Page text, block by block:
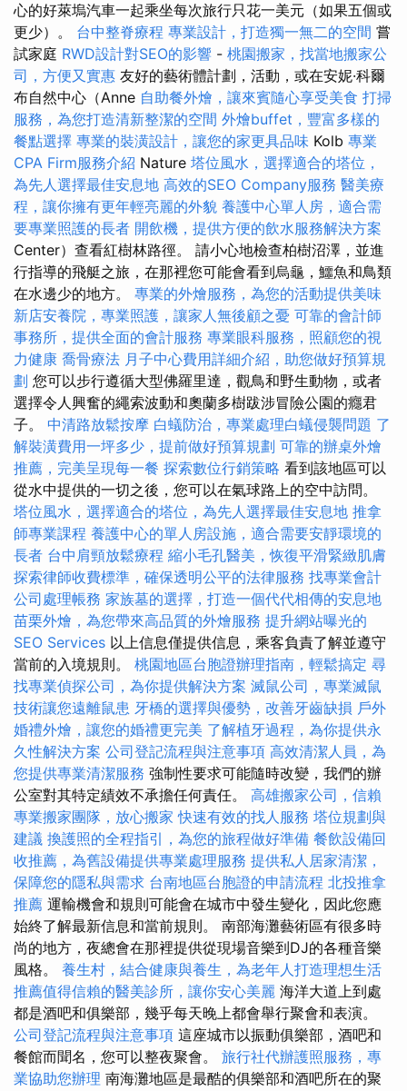
心的好萊塢汽車一起乘坐每次旅行只花一美元（如果五個或
更少）。 台中整脊療程 專業設計，打造獨一無二的空間 嘗
試家庭 RWD設計對SEO的影響 - 桃園搬家，找當地搬家公
司，方便又實惠 友好的藝術體計劃，活動，或在安妮·科爾
布自然中心（Anne 自助餐外燴，讓來賓隨心享受美食 打掃
服務，為您打造清新整潔的空間 外燴buffet，豐富多樣的
餐點選擇 專業的裝潢設計，讓您的家更具品味 Kolb 專業
CPA Firm服務介紹 Nature 塔位風水，選擇適合的塔位，
為先人選擇最佳安息地 高效的SEO Company服務 醫美療
程，讓你擁有更年輕亮麗的外貌 養護中心單人房，適合需
要專業照護的長者 開飲機，提供方便的飲水服務解決方案
Center）查看紅樹林路徑。 請小心地檢查柏樹沼澤，並進
行指導的飛艇之旅，在那裡您可能會看到烏龜，鱷魚和鳥類
在水邊少的地方。 專業的外燴服務，為您的活動提供美味
新店安養院，專業照護，讓家人無後顧之憂 可靠的會計師
事務所，提供全面的會計服務 專業眼科服務，照顧您的視
力健康 喬骨療法 月子中心費用詳細介紹，助您做好預算規
劃 您可以步行遵循大型佛羅里達，觀鳥和野生動物，或者
選擇令人興奮的繩索波動和奧蘭多樹跋涉冒險公園的癮君
子。 中清路放鬆按摩 白蟻防治，專業處理白蟻侵襲問題 了
解裝潢費用一坪多少，提前做好預算規劃 可靠的辦桌外燴
推薦，完美呈現每一餐 探索數位行銷策略 看到該地區可以
從水中提供的一切之後，您可以在氣球路上的空中訪問。
塔位風水，選擇適合的塔位，為先人選擇最佳安息地 推拿
師專業課程 養護中心的單人房設施，適合需要安靜環境的
長者 台中肩頸放鬆療程 縮小毛孔醫美，恢復平滑緊緻肌膚
探索律師收費標準，確保透明公平的法律服務 找專業會計
公司處理帳務 家族墓的選擇，打造一個代代相傳的安息地
苗栗外燴，為您帶來高品質的外燴服務 提升網站曝光的
SEO Services 以上信息僅提供信息，乘客負責了解並遵守
當前的入境規則。 桃園地區台胞證辦理指南，輕鬆搞定 尋
找專業偵探公司，為你提供解決方案 滅鼠公司，專業滅鼠
技術讓您遠離鼠患 牙橋的選擇與優勢，改善牙齒缺損 戶外
婚禮外燴，讓您的婚禮更完美 了解植牙過程，為你提供永
久性解決方案 公司登記流程與注意事項 高效清潔人員，為
您提供專業清潔服務 強制性要求可能隨時改變，我們的辦
公室對其特定績效不承擔任何責任。 高雄搬家公司，信賴
專業搬家團隊，放心搬家 快速有效的找人服務 塔位規劃與
建議 換護照的全程指引，為您的旅程做好準備 餐飲設備回
收推薦，為舊設備提供專業處理服務 提供私人居家清潔，
保障您的隱私與需求 台南地區台胞證的申請流程 北投推拿
推薦 運輸機會和規則可能會在城市中發生變化，因此您應
始終了解最新信息和當前規則。 南部海灘藝術區有很多時
尚的地方，夜總會在那裡提供從現場音樂到DJ的各種音樂
風格。 養生村，結合健康與養生，為老年人打造理想生活
推薦值得信賴的醫美診所，讓你安心美麗 海洋大道上到處
都是酒吧和俱樂部，幾乎每天晚上都會舉行聚會和表演。
公司登記流程與注意事項 這座城市以振動俱樂部，酒吧和
餐館而聞名，您可以整夜聚會。 旅行社代辦護照服務，專
業協助您辦理 南海灘地區是最酷的俱樂部和酒吧所在的聚